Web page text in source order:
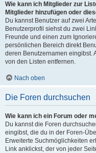
Wie kann ich Mitglieder zur
Mitglieder hinzufügen oder
Du kannst Benutzer auf zwei
Benutzerprofil siehst du zwei
Freunde und einen zum
persönlichen Bereich direkt
deren Benutzernamen eingibst.
von den Listen entfernen.
Nach oben
Die Foren durchsuchen
Wie kann ich ein Forum oder
Du kannst die Foren
eingibst, die du in der Foren-
Erweiterte Suchmöglichkeiten
Link anklickst, der von jeder